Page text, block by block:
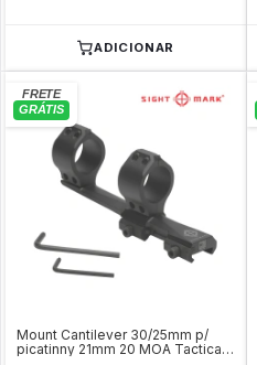
ADICIONAR
Mount Cantilever 30/25mm p/
picatinny 21mm 20 MOA Tactical -